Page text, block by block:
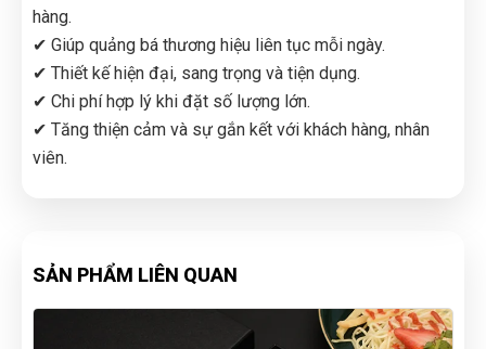
hàng.
✔ Giúp quảng bá thương hiệu liên tục mỗi ngày.
✔ Thiết kế hiện đại, sang trọng và tiện dụng.
✔ Chi phí hợp lý khi đặt số lượng lớn.
✔ Tăng thiện cảm và sự gắn kết với khách hàng, nhân
viên.
SẢN PHẨM LIÊN QUAN